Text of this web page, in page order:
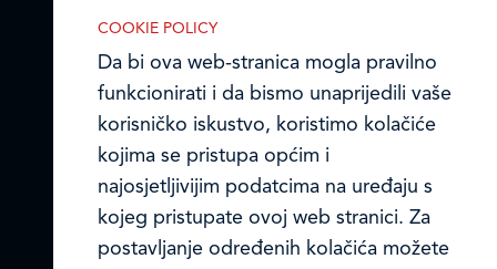
Ledo u inozemstvu
Online formular
Obavijest o Privatnosti i Kolačići
Privacy notice and Cookies
COOKIE POLICY
Da bi ova web-stranica mogla pravilno
funkcionirati i da bismo unaprijedili vaše
korisničko iskustvo, koristimo kolačiće
kojima se pristupa općim i
najosjetljivijim podatcima na uređaju s
kojeg pristupate ovoj web stranici. Za
postavljanje određenih kolačića možete
stranica ne može pravilno funkcionirati,
a isključiti ih možete mijenjanjem
postavki u svome web-pregledniku.
Analitički kolačići